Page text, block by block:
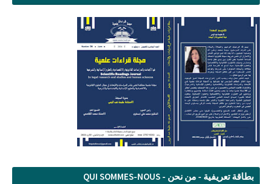
بطاقة تعريفية - من نحن - QUI SOMMES-NOUS